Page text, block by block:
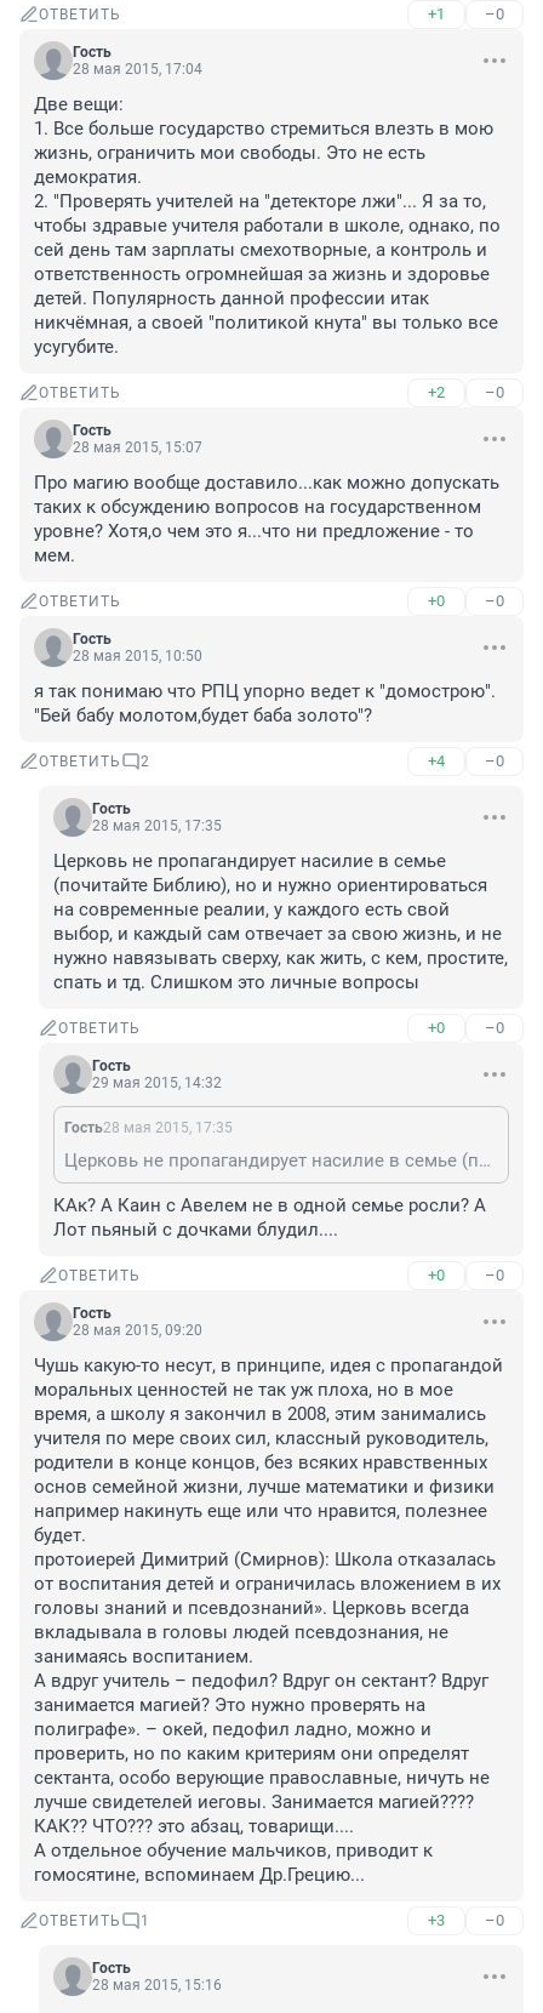
ОТВЕТИТЬ +1 –0
Гость
28 мая 2015, 17:04
Две вещи:
1. Все больше государство стремиться влезть в мою
жизнь, ограничить мои свободы. Это не есть
демократия.
2. "Проверять учителей на "детекторе лжи"... Я за то,
чтобы здравые учителя работали в школе, однако, по
сей день там зарплаты смехотворные, а контроль и
ответственность огромнейшая за жизнь и здоровье
детей. Популярность данной профессии итак
никчёмная, а своей "политикой кнута" вы только все
усугубите.
ОТВЕТИТЬ +2 –0
Гость
28 мая 2015, 15:07
Про магию вообще доставило...как можно допускать
таких к обсуждению вопросов на государственном
уровне? Хотя,о чем это я...что ни предложение - то
мем.
ОТВЕТИТЬ +0 –0
Гость
28 мая 2015, 10:50
я так понимаю что РПЦ упорно ведет к "домострою".
"Бей бабу молотом,будет баба золото"?
ОТВЕТИТЬ 2 +4 –0
Гость
28 мая 2015, 17:35
Церковь не пропагандирует насилие в семье
(почитайте Библию), но и нужно ориентироваться
на современные реалии, у каждого есть свой
выбор, и каждый сам отвечает за свою жизнь, и не
нужно навязывать сверху, как жить, с кем, простите,
спать и тд. Слишком это личные вопросы
ОТВЕТИТЬ +0 –0
Гость
29 мая 2015, 14:32
Гость28 мая 2015, 17:35
Церковь не пропагандирует насилие в семье (почитайте Библию), но и нужно ориентироваться на современные реалии, у каждого есть свой выбор, и каждый сам отвечает за свою жизнь, и не нужно навязывать сверху, как жить, с кем, простите, спать и тд. Слишком это личные вопросы
КАк? А Каин с Авелем не в одной семье росли? А
Лот пьяный с дочками блудил....
ОТВЕТИТЬ +0 –0
Гость
28 мая 2015, 09:20
Чушь какую-то несут, в принципе, идея с пропагандой
моральных ценностей не так уж плоха, но в мое
время, а школу я закончил в 2008, этим занимались
учителя по мере своих сил, классный руководитель,
родители в конце концов, без всяких нравственных
основ семейной жизни, лучше математики и физики
например накинуть еще или что нравится, полезнее
будет.
протоиерей Димитрий (Смирнов): Школа отказалась
от воспитания детей и ограничилась вложением в их
головы знаний и псевдознаний». Церковь всегда
вкладывала в головы людей псевдознания, не
занимаясь воспитанием.
А вдруг учитель – педофил? Вдруг он сектант? Вдруг
занимается магией? Это нужно проверять на
полиграфе». – окей, педофил ладно, можно и
проверить, но по каким критериям они определят
сектанта, особо верующие православные, ничуть не
лучше свидетелей иеговы. Занимается магией????
КАК?? ЧТО??? это абзац, товарищи....
А отдельное обучение мальчиков, приводит к
гомосятине, вспоминаем Др.Грецию...
ОТВЕТИТЬ 1 +3 –0
Гость
28 мая 2015, 15:16